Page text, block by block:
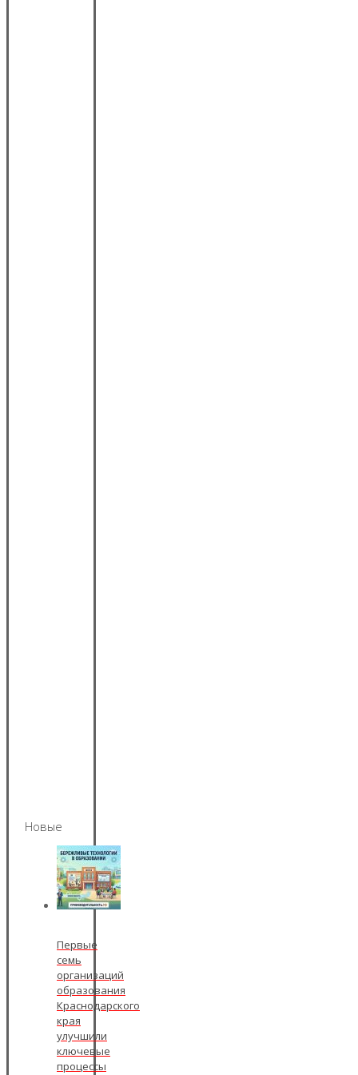
Новые
Первые
семь
организаций
образования
Краснодарского
края
улучшили
ключевые
процессы